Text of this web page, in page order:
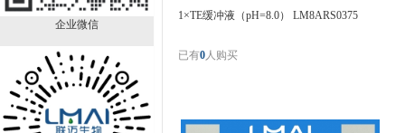
企业微信
剥离硅烷 LM81320SL
1×TE缓冲液（pH=8.0） LM8ARS0375
已有0人购买